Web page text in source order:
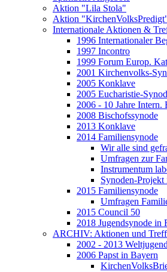
Aktion "Lila Stola"
Aktion
Internationale Aktionen &
1996 Internationaler
1997 Incontro
1999 Forum Europ.
2001 Kirchenvolks-
2005 Konklave
2005 Eucharistie-
2006 - 10 Jahre Intern.
2008 Bischofssynode
2013 Konklave
2014 Familiensynode
Wir alle sind
Umfragen zur
Instrumentum
Synoden-
2015 Familiensynode
Umfragen
2015 Council 50
2018 Jugendsynode in
ARCHIV: Aktionen und
2002 - 2013
2006 Papst in Bayern